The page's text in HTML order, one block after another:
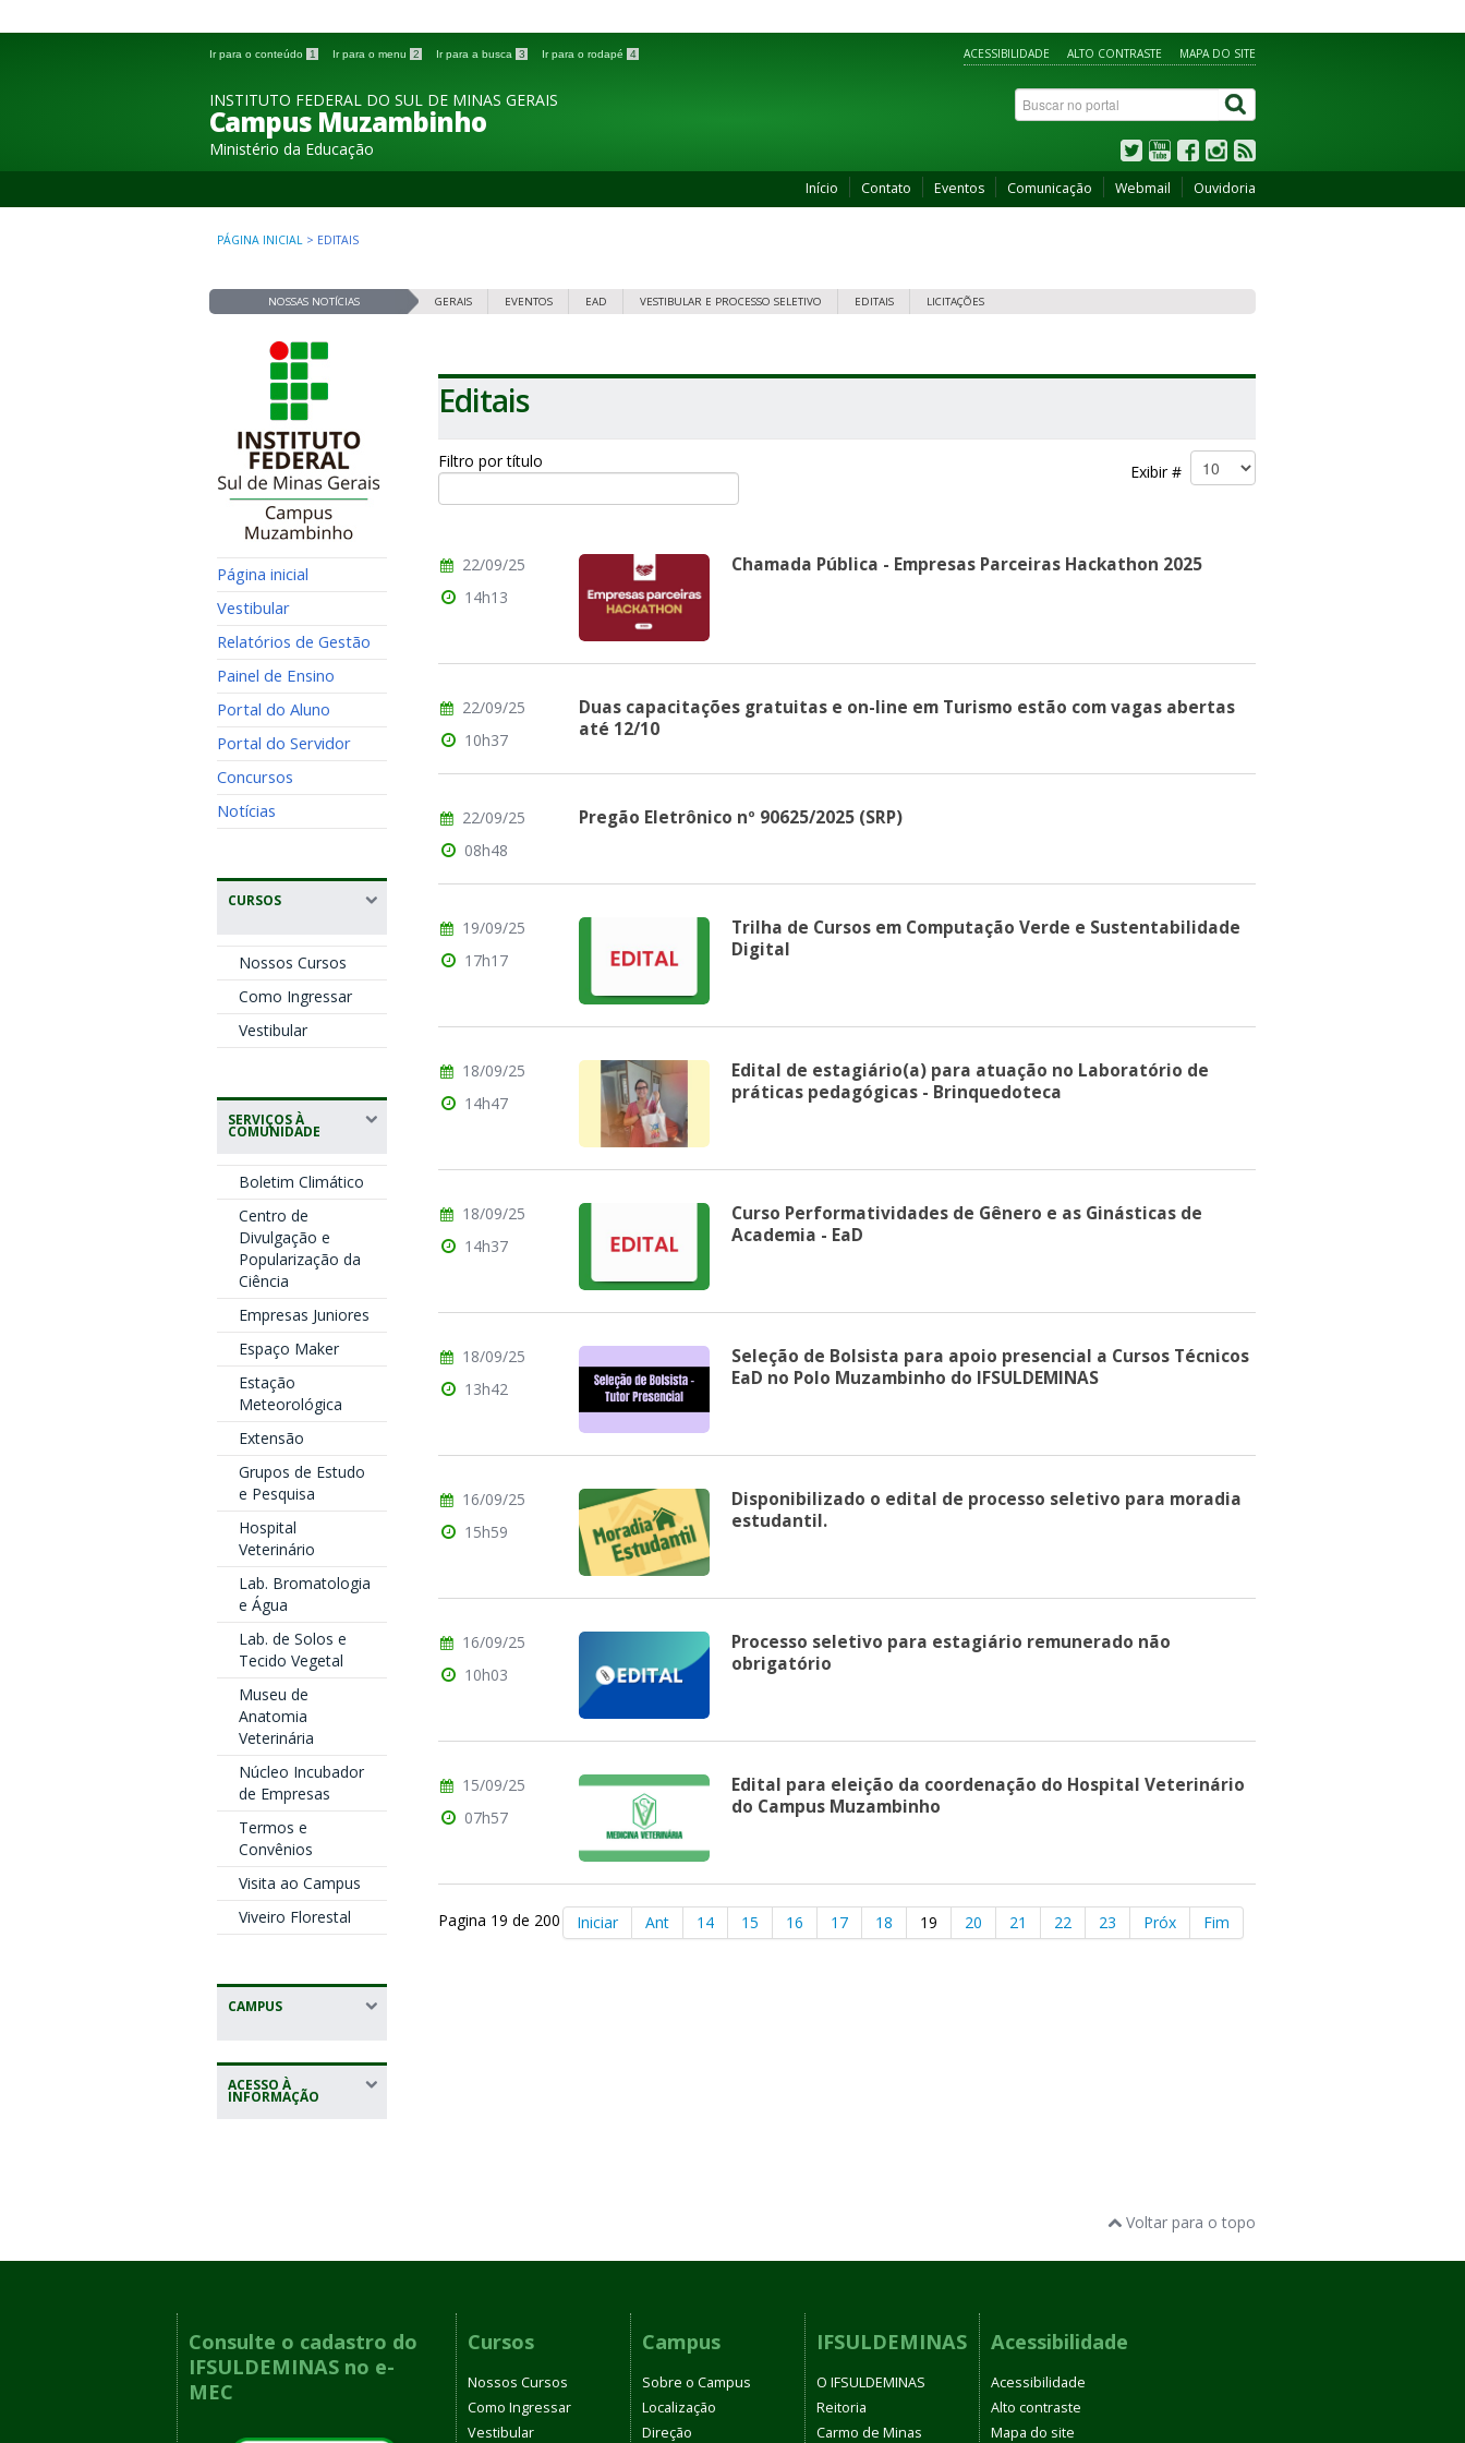
Ir para o conteúdo 1 Ir para o menu 2 Ir para a busca 3 Ir para o rodapé 4 ACESSIBILIDADE ALTO CONTRASTE MAPA DO SITE
INSTITUTO FEDERAL DO SUL DE MINAS GERAIS
Campus Muzambinho
Ministério da Educação
Início Contato Eventos Comunicação Webmail Ouvidoria
PÁGINA INICIAL > EDITAIS
NOSSAS NOTÍCIAS GERAIS EVENTOS EAD VESTIBULAR E PROCESSO SELETIVO EDITAIS LICITAÇÕES
Página inicial
Vestibular
Relatórios de Gestão
Painel de Ensino
Portal do Aluno
Portal do Servidor
Concursos
Notícias
CURSOS
Nossos Cursos
Como Ingressar
Vestibular
SERVIÇOS À
COMUNIDADE
Boletim Climático
Centro de
Divulgação e
Popularização da
Ciência
Empresas Juniores
Espaço Maker
Estação
Meteorológica
Extensão
Grupos de Estudo
e Pesquisa
Hospital
Veterinário
Lab. Bromatologia
e Água
Lab. de Solos e
Tecido Vegetal
Museu de
Anatomia
Veterinária
Núcleo Incubador
de Empresas
Termos e
Convênios
Visita ao Campus
Viveiro Florestal
CAMPUS
ACESSO À
INFORMAÇÃO
Editais
Filtro por título
Exibir #
Chamada Pública - Empresas Parceiras Hackathon 2025
22/09/25
14h13
Duas capacitações gratuitas e on-line em Turismo estão com vagas abertas
até 12/10
22/09/25
10h37
Pregão Eletrônico nº 90625/2025 (SRP)
22/09/25
08h48
Trilha de Cursos em Computação Verde e Sustentabilidade
Digital
19/09/25
17h17
Edital de estagiário(a) para atuação no Laboratório de
práticas pedagógicas - Brinquedoteca
18/09/25
14h47
Curso Performatividades de Gênero e as Ginásticas de
Academia - EaD
18/09/25
14h37
Seleção de Bolsista para apoio presencial a Cursos Técnicos
EaD no Polo Muzambinho do IFSULDEMINAS
18/09/25
13h42
Disponibilizado o edital de processo seletivo para moradia
estudantil.
16/09/25
15h59
Processo seletivo para estagiário remunerado não
obrigatório
16/09/25
10h03
Edital para eleição da coordenação do Hospital Veterinário
do Campus Muzambinho
15/09/25
07h57
Pagina 19 de 200 Iniciar Ant 14 15 16 17 18 19 20 21 22 23 Próx Fim
Voltar para o topo
Consulte o cadastro do
IFSULDEMINAS no e-
MEC
Cursos
Nossos Cursos
Como Ingressar
Vestibular
Campus
Sobre o Campus
Localização
Direção
IFSULDEMINAS
O IFSULDEMINAS
Reitoria
Carmo de Minas
Acessibilidade
Acessibilidade
Alto contraste
Mapa do site